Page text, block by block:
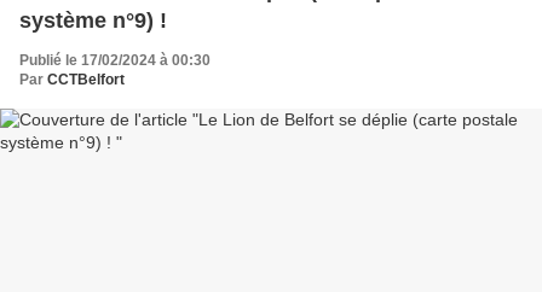
système n°9) !
Publié le 17/02/2024 à 00:30
Par CCTBelfort